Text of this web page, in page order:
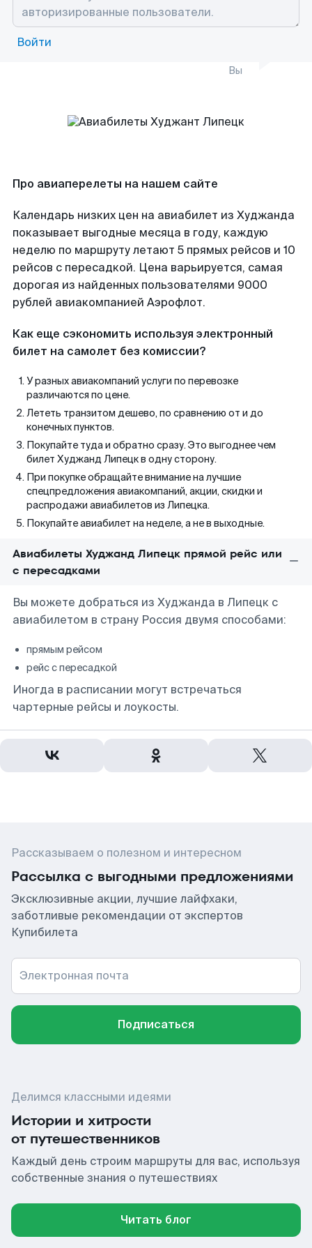
Войти
Вы
Про авиаперелеты на нашем сайте
Календарь низких цен на авиабилет из Худжанда
показывает выгодные месяца в году, каждую
неделю по маршруту летают 5 прямых рейсов и 10
рейсов с пересадкой. Цена варьируется, самая
дорогая из найденных пользователями 9000
рублей авиакомпанией Аэрофлот.
Как еще сэкономить используя электронный
билет на самолет без комиссии?
У разных авиакомпаний услуги по перевозке
различаются по цене.
Лететь транзитом дешево, по сравнению от и до
конечных пунктов.
Покупайте туда и обратно сразу. Это выгоднее чем
билет Худжанд Липецк в одну сторону.
При покупке обращайте внимание на лучшие
спецпредложения авиакомпаний, акции, скидки и
распродажи авиабилетов из Липецка.
Покупайте авиабилет на неделе, а не в выходные.
Авиабилеты Худжанд Липецк прямой рейс или
с пересадками
Вы можете добраться из Худжанда в Липецк с
авиабилетом в страну Россия двумя способами:
прямым рейсом
рейс с пересадкой
Иногда в расписании могут встречаться
чартерные рейсы и лоукосты.
Рассказываем о полезном и интересном
Рассылка с выгодными предложениями
Эксклюзивные акции, лучшие лайфхаки,
заботливые рекомендации от экспертов
Купибилета
Электронная почта
Подписаться
Делимся классными идеями
Истории и хитрости
от путешественников
Каждый день строим маршруты для вас, используя
собственные знания о путешествиях
Читать блог